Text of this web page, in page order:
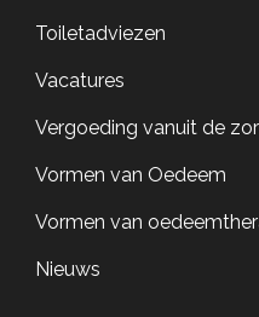
Toiletadviezen
Vacatures
Vergoeding vanuit de
Vormen van Oedeem
Vormen van
Nieuws